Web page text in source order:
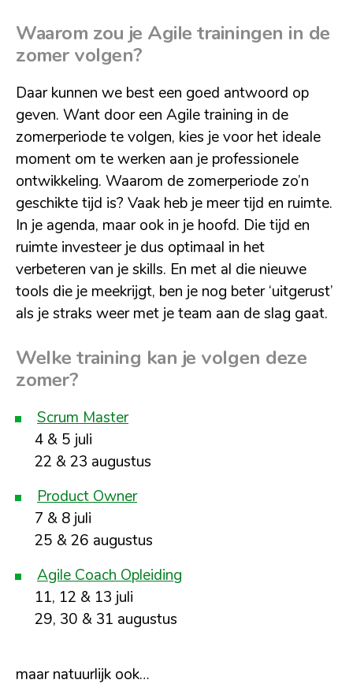
Waarom zou je Agile trainingen in de
zomer volgen?
Daar kunnen we best een goed antwoord op
geven. Want door een Agile training in de
zomerperiode te volgen, kies je voor het ideale
moment om te werken aan je professionele
ontwikkeling. Waarom de zomerperiode zo’n
geschikte tijd is? Vaak heb je meer tijd en ruimte.
In je agenda, maar ook in je hoofd. Die tijd en
ruimte investeer je dus optimaal in het
verbeteren van je skills. En met al die nieuwe
tools die je meekrijgt, ben je nog beter ‘uitgerust’
als je straks weer met je team aan de slag gaat.
Welke training kan je volgen deze
zomer?
Scrum Master
4 & 5 juli
22 & 23 augustus
Product Owner
7 & 8 juli
25 & 26 augustus
Agile Coach Opleiding
11, 12 & 13 juli
29, 30 & 31 augustus
maar natuurlijk ook…